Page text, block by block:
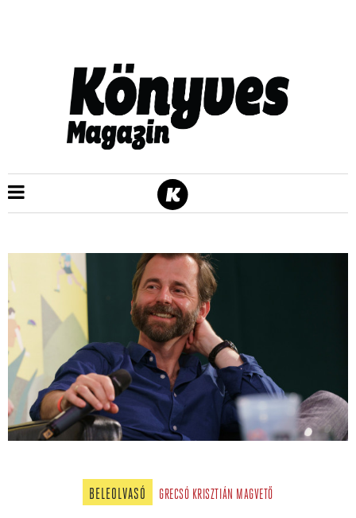
BELEOLVASÓ GRECSÓ KRISZTIÁN MAGVETŐ